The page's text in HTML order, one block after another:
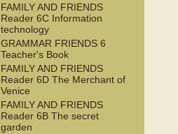
FAMILY AND FRIENDS
Reader 6C Information
technology
GRAMMAR FRIENDS 6
Teacher's Book
FAMILY AND FRIENDS
Reader 6D The Merchant of
Venice
FAMILY AND FRIENDS
Reader 6B The secret
garden